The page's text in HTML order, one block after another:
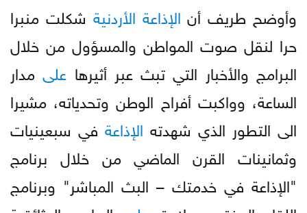
وأوضح طريف أن الإذاعة الأردنية شكلت منبرا
حرا لنقل صوت المواطن والمسؤول من خلال
البرامج والأخبار التي تبث عبر أثيرها علىمدار
الساعة، وواكبت أفراح الوطن وتحدياته، مشيرا
الى التطور الذي شهدته الإذاعة في سبعينيات
وثمانينات القرن الماضي من خلال برنامج
"الإذاعة في خدمتك – البث المباشر" وبرنامج